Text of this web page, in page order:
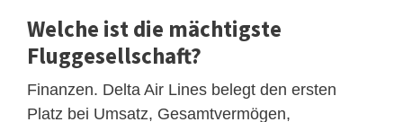
Welche ist die mächtigste
Fluggesellschaft?
Finanzen. Delta Air Lines belegt den ersten
Platz bei Umsatz, Gesamtvermögen,